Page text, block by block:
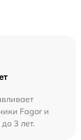
Fagor и
3 лет.